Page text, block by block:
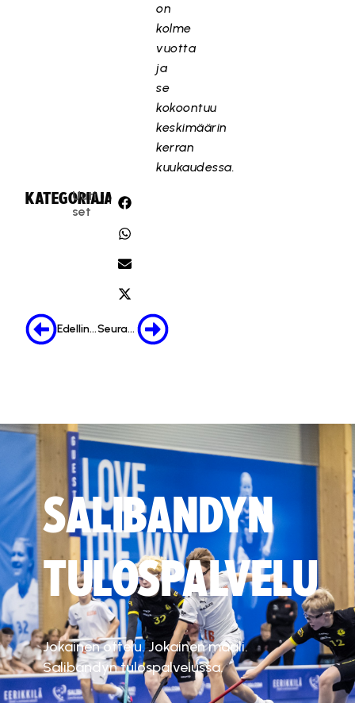
on
kolme
vuotta
ja
se
kokoontuu
keskimäärin
kerran
kuukaudessa.
KATEGORIA:
Uuti
set
JAA:
Edellinen Seuraava
SALIBANDYN
TULOSPALVELU
Jokainen ottelu. Jokainen maali.
Salibandyn tulospalvelussa.